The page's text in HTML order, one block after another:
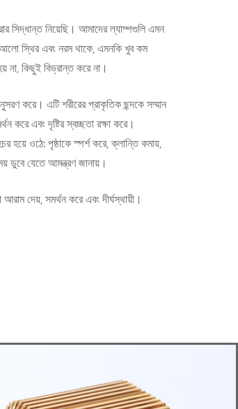
নিয়েছি। আমাদের ল্যাম্পগুলি এমন
স্থির এবং নরম থাকে, এমনকি খুব কম
না, কিছুই বিভ্রান্ত করে না।
করে। এটি শরীরের প্রাকৃতিক ছন্দকে সম্মান
করে এবং দৃষ্টির স্বচ্ছতা রক্ষা করে।
হয়ে ওঠে: পৃষ্ঠাকে স্পর্শ করে, ক্লান্তি কমায়,
ডুবে যেতে আমন্ত্রণ জানায়।
দেয়, সমর্থন করে এবং দীর্ঘস্থায়ী।